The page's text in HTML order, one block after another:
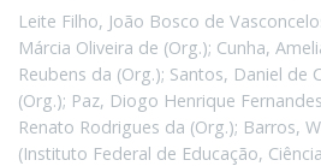
Leite Filho, João Bosco de
Márcia Oliveira de (Org.); Cunha,
Reubens da (Org.); Santos, Daniel de
(Org.); Paz, Diogo Henrique
Renato Rodrigues da (Org.); Barros,
(Instituto Federal de Educação,